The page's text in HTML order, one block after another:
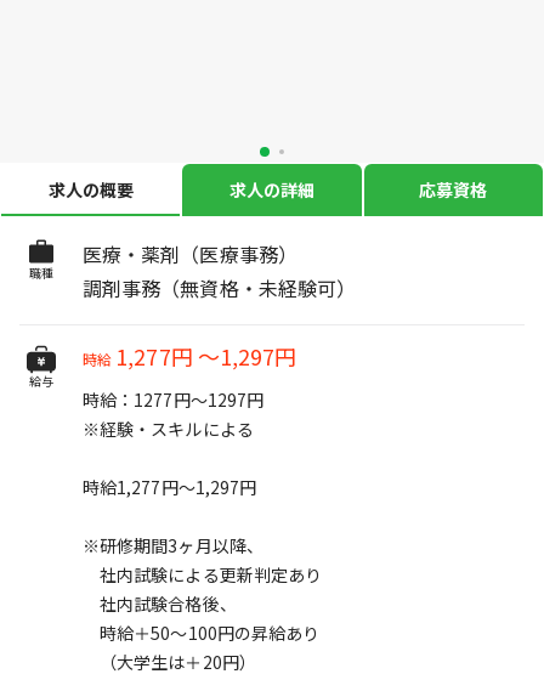
求人の概要 求人の詳細 応募資格
職種
医療・薬剤（医療事務）
調剤事務（無資格・未経験可）
給与
時給 1,277円 ～1,297円
時給：1277円～1297円
※経験・スキルによる
時給1,277円～1,297円
※研修期間3ヶ月以降、
社内試験による更新判定あり
社内試験合格後、
時給＋50～100円の昇給あり
（大学生は＋20円）